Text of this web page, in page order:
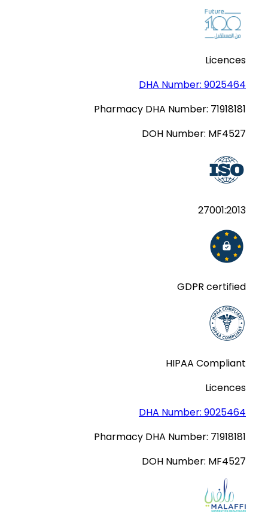
Licences
DHA Number: 9025464
Pharmacy DHA Number: 71918181
DOH Number: MF4527
27001:2013
GDPR certified
HIPAA Compliant
Licences
DHA Number: 9025464
Pharmacy DHA Number: 71918181
DOH Number: MF4527